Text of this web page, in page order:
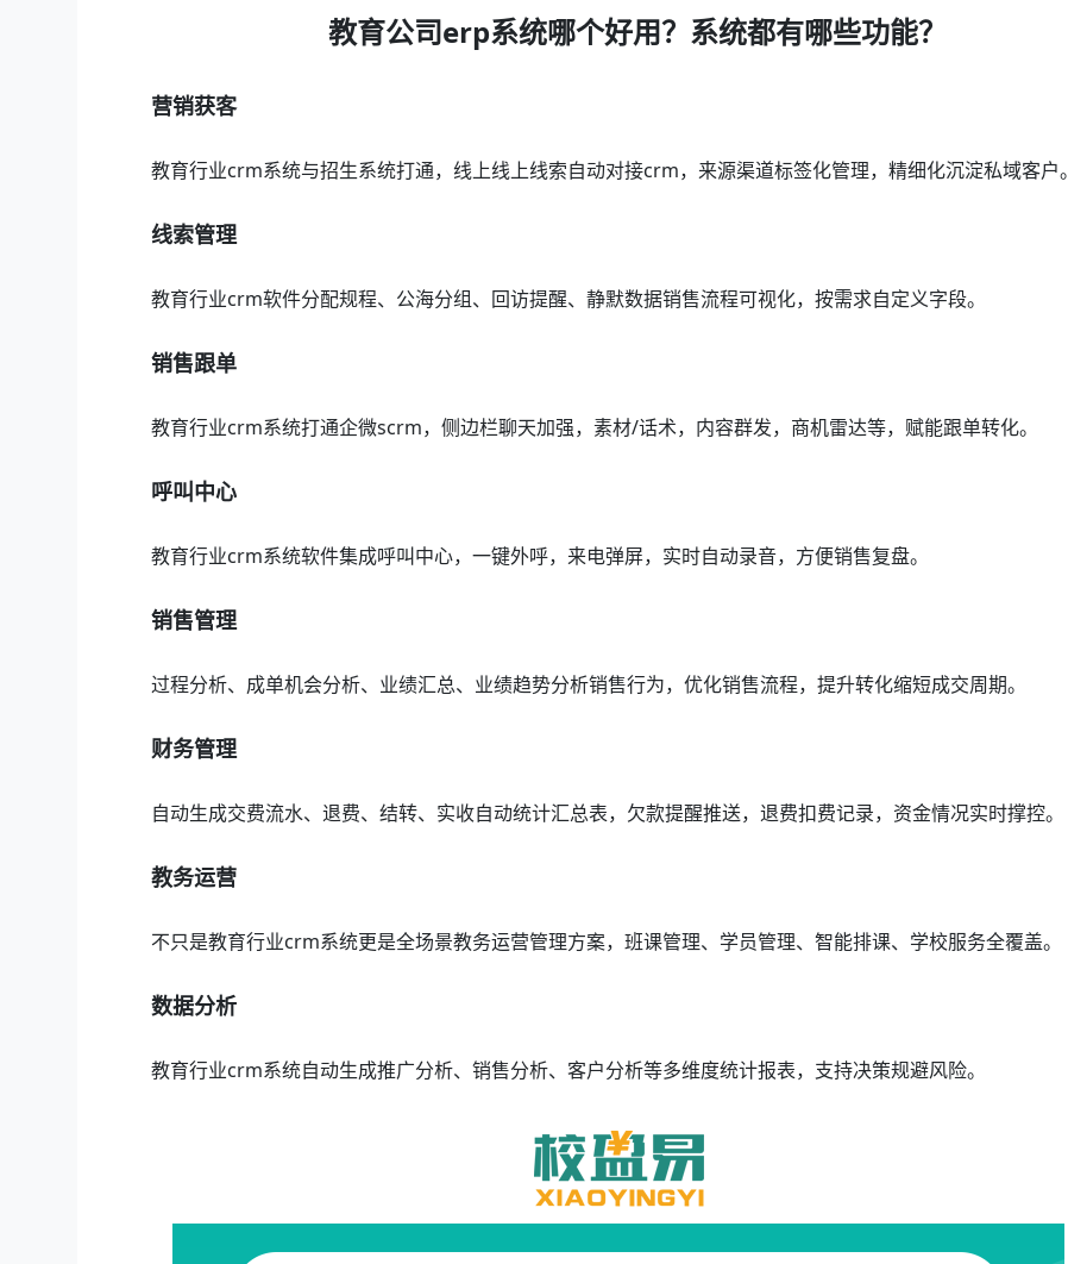
教育公司erp系统哪个好用？系统都有哪些功能？
营销获客
教育行业crm系统与招生系统打通，线上线上线索自动对接crm，来源渠道标签化管理，精细化沉淀私域客户。
线索管理
教育行业crm软件分配规程、公海分组、回访提醒、静默数据销售流程可视化，按需求自定义字段。
销售跟单
教育行业crm系统打通企微scrm，侧边栏聊天加强，素材/话术，内容群发，商机雷达等，赋能跟单转化。
呼叫中心
教育行业crm系统软件集成呼叫中心，一键外呼，来电弹屏，实时自动录音，方便销售复盘。
销售管理
过程分析、成单机会分析、业绩汇总、业绩趋势分析销售行为，优化销售流程，提升转化缩短成交周期。
财务管理
自动生成交费流水、退费、结转、实收自动统计汇总表，欠款提醒推送，退费扣费记录，资金情况实时撑控。
教务运营
不只是教育行业crm系统更是全场景教务运营管理方案，班课管理、学员管理、智能排课、学校服务全覆盖。
数据分析
教育行业crm系统自动生成推广分析、销售分析、客户分析等多维度统计报表，支持决策规避风险。